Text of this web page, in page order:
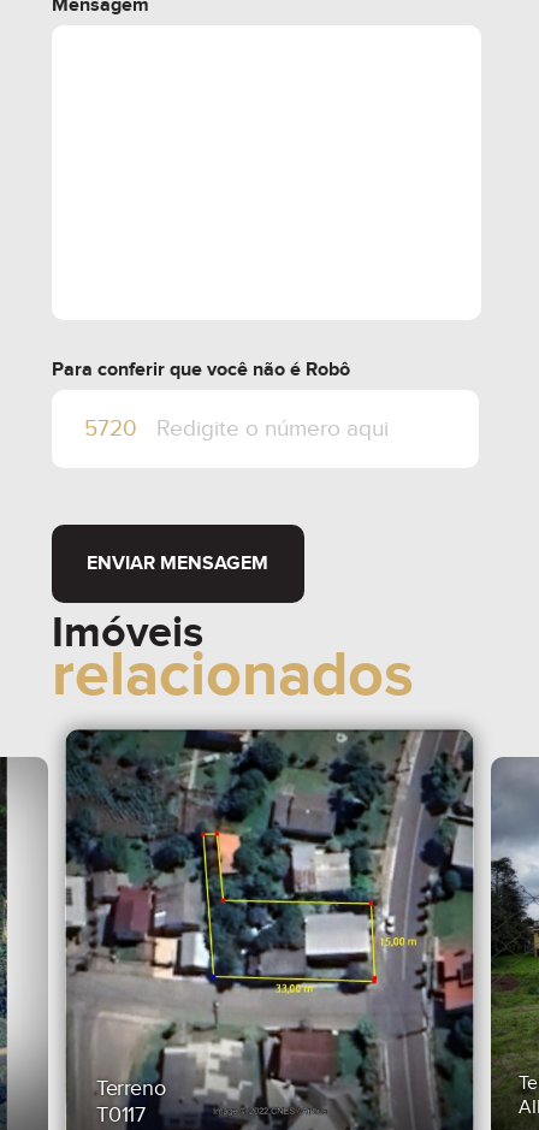
Mensagem
Para conferir que você não é Robô
ENVIAR MENSAGEM
Imóveis
relacionados
Terreno
T0117